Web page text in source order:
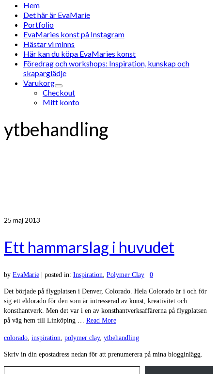
Hem
Det här är EvaMarie
Portfolio
EvaMaries konst på Instagram
Hästar vi minns
Här kan du köpa EvaMaries konst
Föredrag och workshops: Inspiration, kunskap och
skaparglädje
Varukorg
Checkout
Mitt konto
ytbehandling
25 maj 2013
Ett hammarslag i huvudet
by EvaMarie posted in: Inspiration, Polymer Clay 0
Det började på flygplatsen i Denver, Colorado. Hela Colorado är i och för
sig ett eldorado för den som är intresserad av konst, kreativitet och
konsthantverk. Men det var i en av konsthantverksaffärerna på flygplatsen
på väg hem till Linköping … Read More
colorado, inspiration, polymer clay, ytbehandling
Skriv in din epostadress nedan för att prenumerera på mina blogginlägg.
Skriv din e-post …